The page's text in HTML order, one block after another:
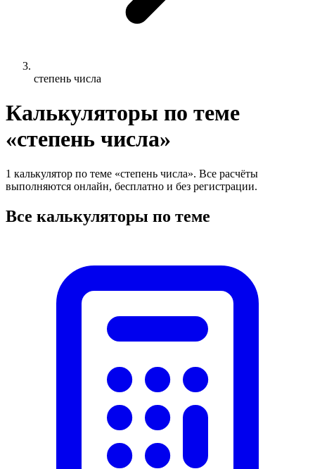
степень числа
Калькуляторы по теме
«степень числа»
1 калькулятор по теме «степень числа». Все расчёты
выполняются онлайн, бесплатно и без регистрации.
Все калькуляторы по теме